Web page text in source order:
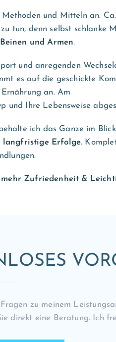
und Mitteln an.
tun, denn selbst schlanke
und Armen.
und anregenden
es auf die geschickte
an. Am
und Ihre Lebensweise
ich das Ganze im
langfristige Erfolge.
mehr Zufriedenheit &
zu meinem
direkt eine Beratung. Ich